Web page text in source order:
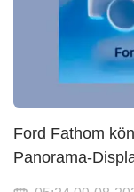
Ford Fathom
Panorama-